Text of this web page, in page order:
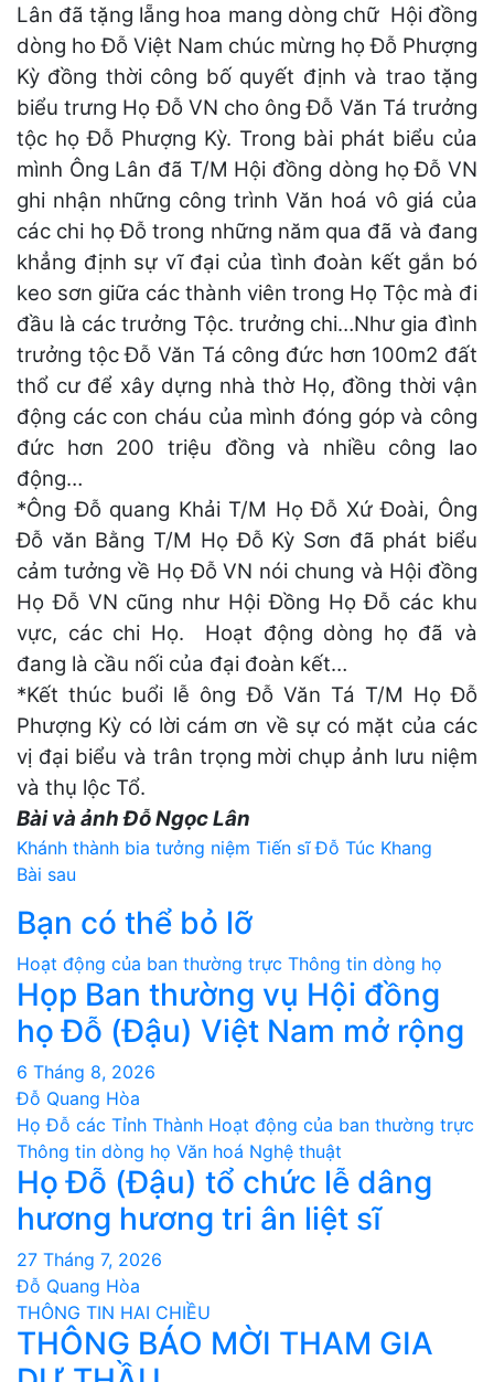
Lân đã tặng lẵng hoa mang dòng chữ Hội đồng
dòng ho Đỗ Việt Nam chúc mừng họ Đỗ Phượng
Kỳ đồng thời công bố quyết định và trao tặng
biểu trưng Họ Đỗ VN cho ông Đỗ Văn Tá trưởng
tộc họ Đỗ Phượng Kỳ. Trong bài phát biểu của
mình Ông Lân đã T/M Hội đồng dòng họ Đỗ VN
ghi nhận những công trình Văn hoá vô giá của
các chi họ Đỗ trong những năm qua đã và đang
khẳng định sự vĩ đại của tình đoàn kết gắn bó
keo sơn giữa các thành viên trong Họ Tộc mà đi
đầu là các trưởng Tộc. trưởng chi…Như gia đình
trưởng tộc Đỗ Văn Tá công đức hơn 100m2 đất
thổ cư để xây dựng nhà thờ Họ, đồng thời vận
động các con cháu của mình đóng góp và công
đức hơn 200 triệu đồng và nhiều công lao
động…
*Ông Đỗ quang Khải T/M Họ Đỗ Xứ Đoài, Ông
Đỗ văn Bằng T/M Họ Đỗ Kỳ Sơn đã phát biểu
cảm tưởng về Họ Đỗ VN nói chung và Hội đồng
Họ Đỗ VN cũng như Hội Đồng Họ Đỗ các khu
vực, các chi Họ. Hoạt động dòng họ đã và
đang là cầu nối của đại đoàn kết…
*Kết thúc buổi lễ ông Đỗ Văn Tá T/M Họ Đỗ
Phượng Kỳ có lời cám ơn về sự có mặt của các
vị đại biểu và trân trọng mời chụp ảnh lưu niệm
và thụ lộc Tổ.
Bài và ảnh Đỗ Ngọc Lân
Điều
hướng
bài
viết
Khánh thành bia tưởng niệm Tiến sĩ Đỗ Túc Khang
Bài sau
Bạn có thể bỏ lỡ
Hoạt động của ban thường trực Thông tin dòng họ
Họp Ban thường vụ Hội đồng
họ Đỗ (Đậu) Việt Nam mở rộng
6 Tháng 8, 2026
Đỗ Quang Hòa
Họ Đỗ các Tỉnh Thành Hoạt động của ban thường trực
Thông tin dòng họ Văn hoá Nghệ thuật
Họ Đỗ (Đậu) tổ chức lễ dâng
hương hương tri ân liệt sĩ
27 Tháng 7, 2026
Đỗ Quang Hòa
THÔNG TIN HAI CHIỀU
THÔNG BÁO MỜI THAM GIA